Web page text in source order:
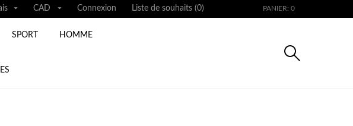
 CAD  Connexion Liste de souhaits (0) PANIER: 0
SPORT HOMME